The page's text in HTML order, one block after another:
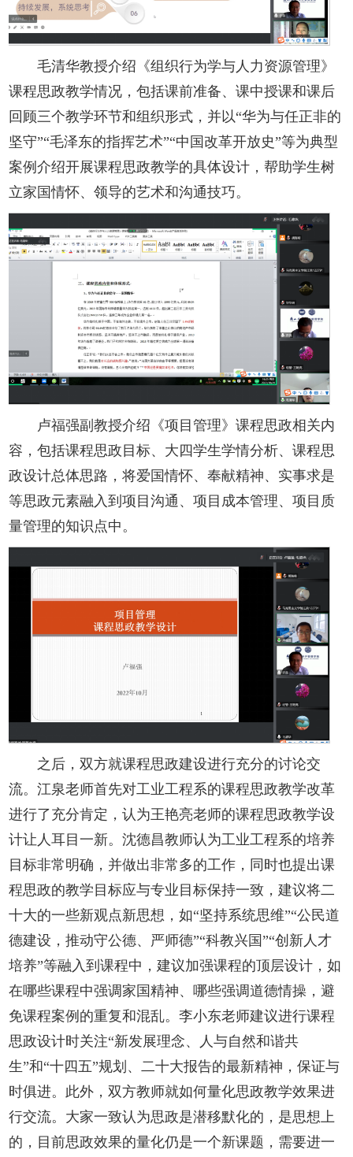
毛清华教授介绍《组织行为学与人力资源管理》
课程思政教学情况，包括课前准备、课中授课和课后
回顾三个教学环节和组织形式，并以“华为与任正非的
坚守”“毛泽东的指挥艺术”“中国改革开放史”等为典型
案例介绍开展课程思政教学的具体设计，帮助学生树
立家国情怀、领导的艺术和沟通技巧。
卢福强副教授介绍《项目管理》课程思政相关内
容，包括课程思政目标、大四学生学情分析、课程思
政设计总体思路，将爱国情怀、奉献精神、实事求是
等思政元素融入到项目沟通、项目成本管理、项目质
量管理的知识点中。
之后，双方就课程思政建设进行充分的讨论交
流。江泉老师首先对工业工程系的课程思政教学改革
进行了充分肯定，认为王艳亮老师的课程思政教学设
计让人耳目一新。沈德昌教师认为工业工程系的培养
目标非常明确，并做出非常多的工作，同时也提出课
程思政的教学目标应与专业目标保持一致，建议将二
十大的一些新观点新思想，如“坚持系统思维”“公民道
德建设，推动守公德、严师德”“科教兴国”“创新人才
培养”等融入到课程中，建议加强课程的顶层设计，如
在哪些课程中强调家国精神、哪些强调道德情操，避
免课程案例的重复和混乱。李小东老师建议进行课程
思政设计时关注“新发展理念、人与自然和谐共
生”和“十四五”规划、二十大报告的最新精神，保证与
时俱进。此外，双方教师就如何量化思政教学效果进
行交流。大家一致认为思政是潜移默化的，是思想上
的，目前思政效果的量化仍是一个新课题，需要进一